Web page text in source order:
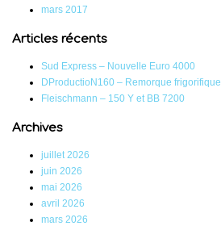
mars 2017
Articles récents
Sud Express – Nouvelle Euro 4000
DProductioN160 – Remorque frigorifique
Fleischmann – 150 Y et BB 7200
Archives
juillet 2026
juin 2026
mai 2026
avril 2026
mars 2026